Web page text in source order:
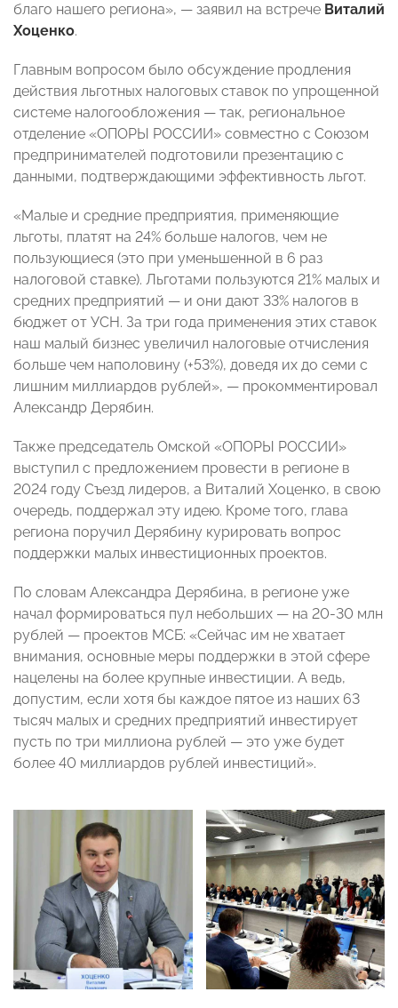
благо нашего региона», — заявил на встрече Виталий
Хоценко.
Главным вопросом было обсуждение продления
действия льготных налоговых ставок по упрощенной
системе налогообложения — так, региональное
отделение «ОПОРЫ РОССИИ» совместно с Союзом
предпринимателей подготовили презентацию с
данными, подтверждающими эффективность льгот.
«Малые и средние предприятия, применяющие
льготы, платят на 24% больше налогов, чем не
пользующиеся (это при уменьшенной в 6 раз
налоговой ставке). Льготами пользуются 21% малых и
средних предприятий — и они дают 33% налогов в
бюджет от УСН. За три года применения этих ставок
наш малый бизнес увеличил налоговые отчисления
больше чем наполовину (+53%), доведя их до семи с
лишним миллиардов рублей», — прокомментировал
Александр Дерябин.
Также председатель Омской «ОПОРЫ РОССИИ»
выступил с предложением провести в регионе в
2024 году Съезд лидеров, а Виталий Хоценко, в свою
очередь, поддержал эту идею. Кроме того, глава
региона поручил Дерябину курировать вопрос
поддержки малых инвестиционных проектов.
По словам Александра Дерябина, в регионе уже
начал формироваться пул небольших — на 20-30 млн
рублей — проектов МСБ: «Сейчас им не хватает
внимания, основные меры поддержки в этой сфере
нацелены на более крупные инвестиции. А ведь,
допустим, если хотя бы каждое пятое из наших 63
тысяч малых и средних предприятий инвестирует
пусть по три миллиона рублей — это уже будет
более 40 миллиардов рублей инвестиций».